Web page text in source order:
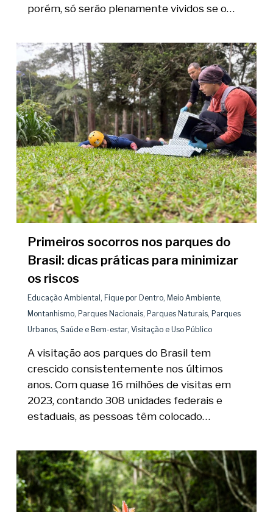
porém, só serão plenamente vividos se o…
Primeiros socorros nos parques do
Brasil: dicas práticas para minimizar
os riscos
Educação Ambiental, Fique por Dentro, Meio Ambiente,
Montanhismo, Parques Nacionais, Parques Naturais, Parques
Urbanos, Saúde e Bem-estar, Visitação e Uso Público
A visitação aos parques do Brasil tem
crescido consistentemente nos últimos
anos. Com quase 16 milhões de visitas em
2023, contando 308 unidades federais e
estaduais, as pessoas têm colocado…